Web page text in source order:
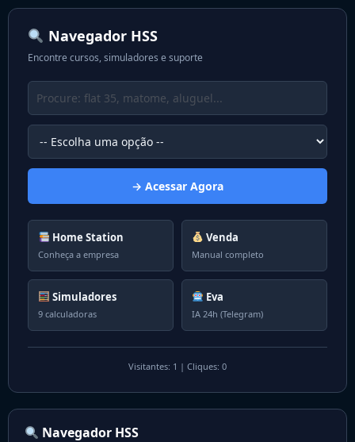
Navegador HSS
Encontre cursos, simuladores e suporte
→ Acessar Agora
Home Station
Conheça a empresa
Venda
Manual completo
Simuladores
9 calculadoras
Eva
IA 24h (Telegram)
Visitantes: 1 | Cliques: 0
Navegador HSS